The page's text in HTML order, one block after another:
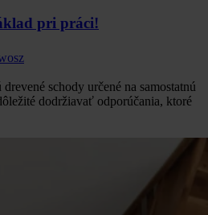
pri práci!
schody určené na samostatnú
dodržiavať odporúčania, ktoré